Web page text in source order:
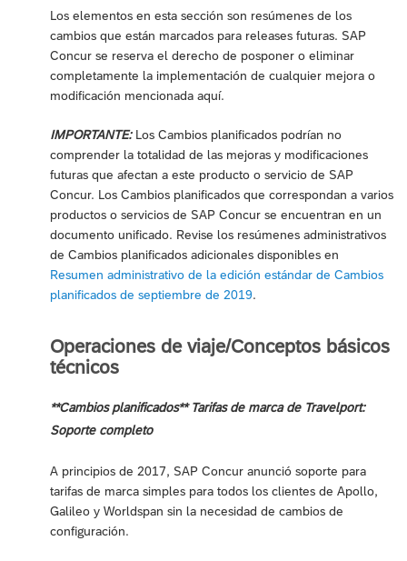
Los elementos en esta sección son resúmenes de los
cambios que están marcados para releases futuras. SAP
Concur se reserva el derecho de posponer o eliminar
completamente la implementación de cualquier mejora o
modificación mencionada aquí.
IMPORTANTE:Los Cambios planificados podrían no
comprender la totalidad de las mejoras y modificaciones
futuras que afectan a este producto o servicio de SAP
Concur. Los Cambios planificados que correspondan a varios
productos o servicios de SAP Concur se encuentran en un
documento unificado. Revise los resúmenes administrativos
de Cambios planificados adicionales disponibles en
Resumen administrativo de la edición estándar de Cambios
planificados de septiembre de 2019.
Operaciones de viaje/Conceptos básicos
técnicos
**Cambios planificados** Tarifas de marca de Travelport:
Soporte completo
A principios de 2017, SAP Concur anunció soporte para
tarifas de marca simples para todos los clientes de Apollo,
Galileo y Worldspan sin la necesidad de cambios de
configuración.